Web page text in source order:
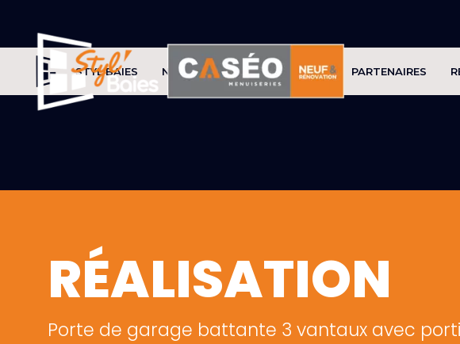
STYL'BAIES NOS PRODUITS CONSEILS PARTENAIRES
RÉALISATION
Porte de garage battante 3 vantaux avec